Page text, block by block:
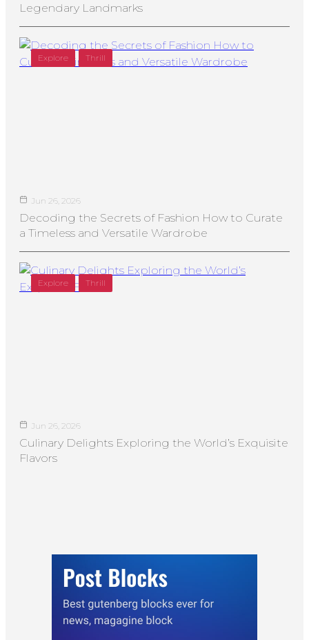
Legendary Landmarks
Explore Thrill
Jun 26, 2026
Decoding the Secrets of Fashion How to Curate
a Timeless and Versatile Wardrobe
Explore Thrill
Jun 26, 2026
Culinary Delights Exploring the World’s Exquisite
Flavors